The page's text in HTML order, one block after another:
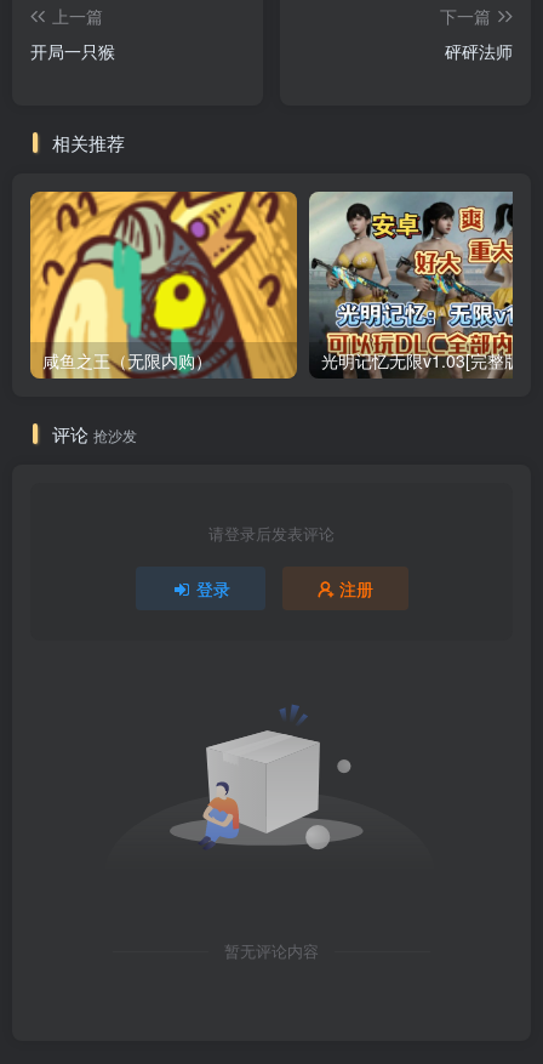
上一篇
开局一只猴
下一篇
砰砰法师
相关推荐
咸鱼之王（无限内购）
评论 抢沙发
请登录后发表评论
登录 注册
暂无评论内容